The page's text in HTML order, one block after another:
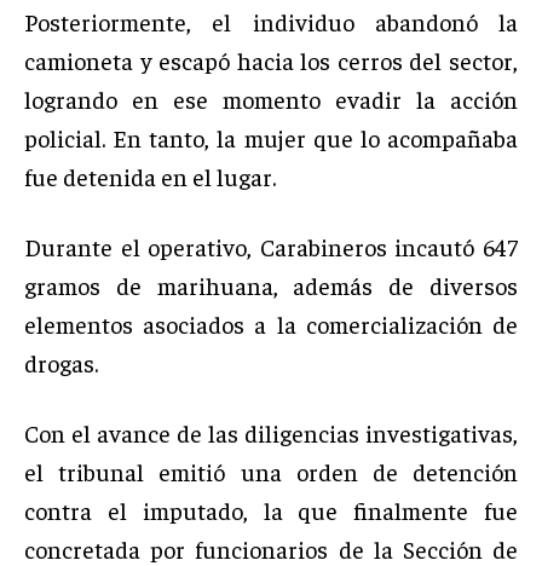
Posteriormente, el individuo abandonó la
camioneta y escapó hacia los cerros del sector,
logrando en ese momento evadir la acción
policial. En tanto, la mujer que lo acompañaba
fue detenida en el lugar.
Durante el operativo, Carabineros incautó 647
gramos de marihuana, además de diversos
elementos asociados a la comercialización de
drogas.
Con el avance de las diligencias investigativas,
el tribunal emitió una orden de detención
contra el imputado, la que finalmente fue
concretada por funcionarios de la Sección de